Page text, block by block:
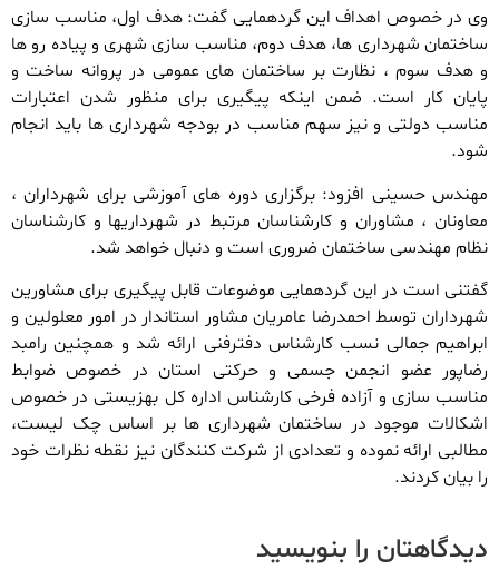
وی در خصوص اهداف این گردهمایی گفت: هدف اول، مناسب سازی
ساختمان شهرداری ها، هدف دوم، مناسب سازی شهری و پیاده رو ها
و هدف سوم ، نظارت بر ساختمان های عمومی در پروانه ساخت و
پایان کار است. ضمن اینکه پیگیری برای منظور شدن اعتبارات
مناسب دولتی و نیز سهم مناسب در بودجه شهرداری ها باید انجام
شود.
مهندس حسینی افزود: برگزاری دوره های آموزشی برای شهرداران ،
معاونان ، مشاوران و کارشناسان مرتبط در شهرداریها و کارشناسان
نظام مهندسی ساختمان ضروری است و دنبال خواهد شد.
گفتنی است در این گردهمایی موضوعات قابل پیگیری برای مشاورین
شهرداران توسط احمدرضا عامریان مشاور استاندار در امور معلولین و
ابراهیم جمالی نسب کارشناس دفترفنی ارائه شد و همچنین رامبد
رضاپور عضو انجمن جسمی و حرکتی استان در خصوص ضوابط
مناسب سازی و آزاده فرخی کارشناس اداره کل بهزیستی در خصوص
اشکالات موجود در ساختمان شهرداری ها بر اساس چک لیست،
مطالبی ارائه نموده و تعدادی از شرکت کنندگان نیز نقطه نظرات خود
را بیان کردند.
دیدگاهتان را بنویسید